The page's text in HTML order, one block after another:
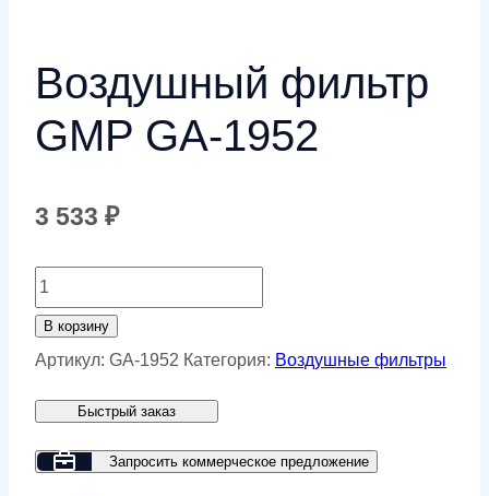
Воздушный фильтр
GMP GA-1952
3 533 ₽
Количество
товара
Воздушный
GMP
GA-
В корзину
Артикул: GA-1952 Категория: Воздушные фильтры
Быстрый заказ
Запросить коммерческое предложение